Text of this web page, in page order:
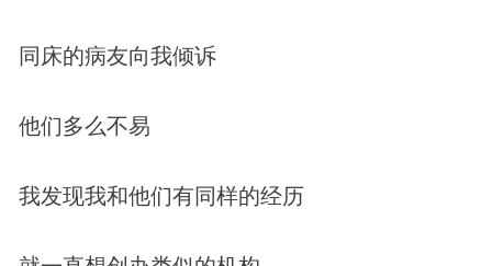
同床的病友向我倾诉
他们多么不易
我发现我和他们有同样的经历